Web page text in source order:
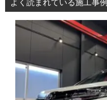
よく読まれている施工事例